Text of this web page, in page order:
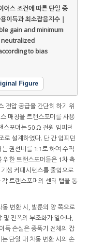
어스 조건에 따른 단일 중
이득과 최소잡음지수 |
gain and minimum
to bias
Figure
전압 공급을 간단히 하기 위
매칭을 트랜스포머를 사용
스포머는 50 Ω 전원 임피던
로 설계하였다. 단 간 임피던
권선비를 1:1로 하여 수직
위한 트랜스포머들은 1차 측
생 커패시턴스를 줄임으로
트랜스포머의 센터 탭을 통
변환 시, 발룬의 양 쪽으로
및 진폭의 부조화가 일어나,
득 손실은 증폭기 전체의 잡
단일 대 차동 변환 시의 손